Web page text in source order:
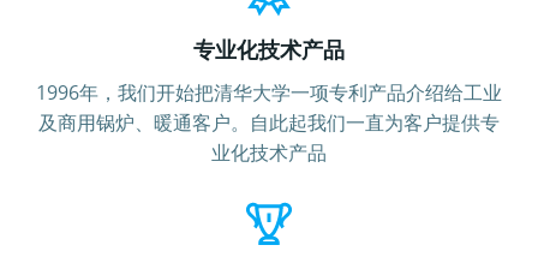
专业化技术产品
1996年，我们开始把清华大学一项专利产品介绍给工业
及商用锅炉、暖通客户。自此起我们一直为客户提供专
业化技术产品